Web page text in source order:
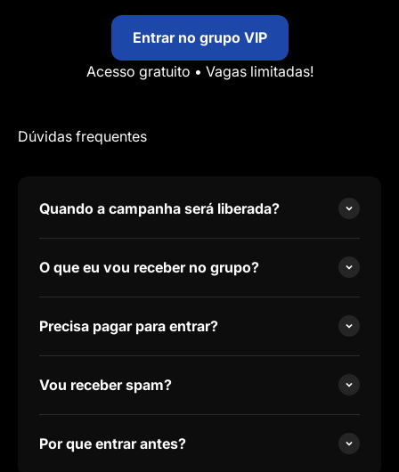
Entrar no grupo VIP
Acesso gratuito • Vagas limitadas!
Dúvidas frequentes
Quando a campanha será liberada?
O que eu vou receber no grupo?
Precisa pagar para entrar?
Vou receber spam?
Por que entrar antes?